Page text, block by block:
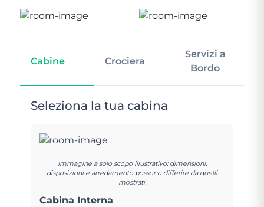
Cabine Crociera
Servizi a
Bordo
Seleziona la tua cabina
Immagine a solo scopo illustrativo; dimensioni,
disposizioni e arredamento possono differire da quelli
mostrati.
Cabina Interna